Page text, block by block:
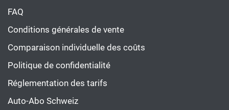
FAQ
Conditions générales de vente
Comparaison individuelle des coûts
Politique de confidentialité
Réglementation des tarifs
Auto-Abo Schweiz